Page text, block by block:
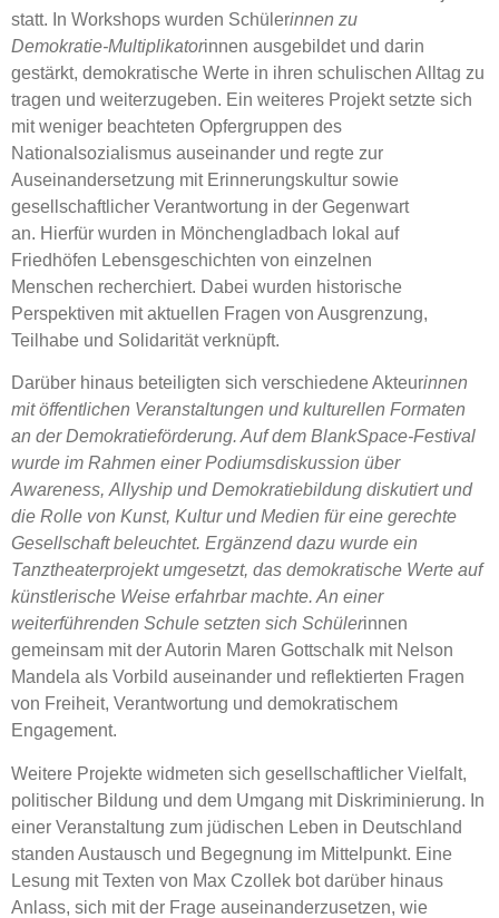
statt. In Workshops wurden Schülerinnen zu
Demokratie‑Multiplikatorinnen ausgebildet und darin
gestärkt, demokratische Werte in ihren schulischen Alltag zu
tragen und weiterzugeben. Ein weiteres Projekt setzte sich
mit weniger beachteten Opfergruppen des
Nationalsozialismus auseinander und regte zur
Auseinandersetzung mit Erinnerungskultur sowie
gesellschaftlicher Verantwortung in der Gegenwart
an. Hierfür wurden in Mönchengladbach lokal auf
Friedhöfen Lebensgeschichten von einzelnen
Menschen recherchiert. Dabei wurden historische
Perspektiven mit aktuellen Fragen von Ausgrenzung,
Teilhabe und Solidarität verknüpft.
Darüber hinaus beteiligten sich verschiedene Akteurinnen
mit öffentlichen Veranstaltungen und kulturellen Formaten
an der Demokratieförderung. Auf dem BlankSpace‑Festival
wurde im Rahmen einer Podiumsdiskussion über
Awareness, Allyship und Demokratiebildung diskutiert und
die Rolle von Kunst, Kultur und Medien für eine gerechte
Gesellschaft beleuchtet. Ergänzend dazu wurde ein
Tanztheaterprojekt umgesetzt, das demokratische Werte auf
künstlerische Weise erfahrbar machte. An einer
weiterführenden Schule setzten sich Schülerinnen
gemeinsam mit der Autorin Maren Gottschalk mit Nelson
Mandela als Vorbild auseinander und reflektierten Fragen
von Freiheit, Verantwortung und demokratischem
Engagement.
Weitere Projekte widmeten sich gesellschaftlicher Vielfalt,
politischer Bildung und dem Umgang mit Diskriminierung. In
einer Veranstaltung zum jüdischen Leben in Deutschland
standen Austausch und Begegnung im Mittelpunkt. Eine
Lesung mit Texten von Max Czollek bot darüber hinaus
Anlass, sich mit der Frage auseinanderzusetzen, wie